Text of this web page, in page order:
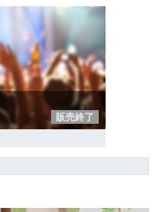
販売終了